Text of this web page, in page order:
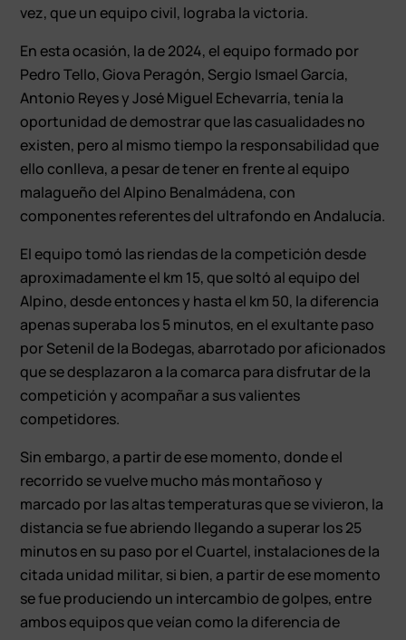
vez, que un equipo civil, lograba la victoria.
En esta ocasión, la de 2024, el equipo formado por
Pedro Tello, Giova Peragón, Sergio Ismael García,
Antonio Reyes y José Miguel Echevarría, tenía la
oportunidad de demostrar que las casualidades no
existen, pero al mismo tiempo la responsabilidad que
ello conlleva, a pesar de tener en frente al equipo
malagueño del Alpino Benalmádena, con
componentes referentes del ultrafondo en Andalucía.
El equipo tomó las riendas de la competición desde
aproximadamente el km 15, que soltó al equipo del
Alpino, desde entonces y hasta el km 50, la diferencia
apenas superaba los 5 minutos, en el exultante paso
por Setenil de la Bodegas, abarrotado por aficionados
que se desplazaron a la comarca para disfrutar de la
competición y acompañar a sus valientes
competidores.
Sin embargo, a partir de ese momento, donde el
recorrido se vuelve mucho más montañoso y
marcado por las altas temperaturas que se vivieron, la
distancia se fue abriendo llegando a superar los 25
minutos en su paso por el Cuartel, instalaciones de la
citada unidad militar, si bien, a partir de ese momento
se fue produciendo un intercambio de golpes, entre
ambos equipos que veían como la diferencia de